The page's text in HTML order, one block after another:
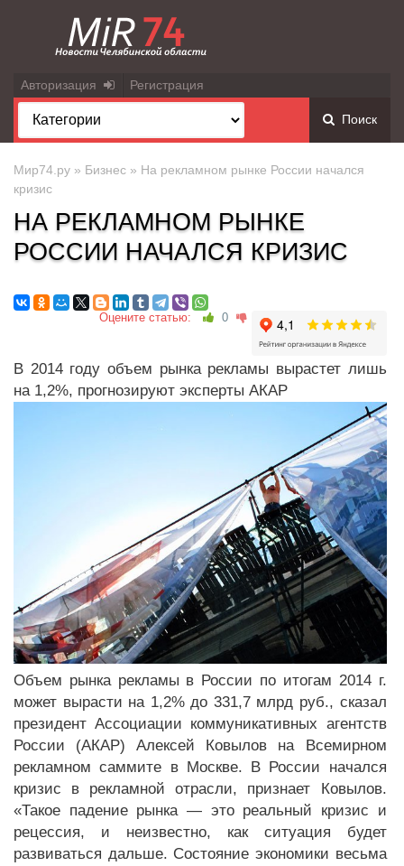
Авторизация Регистрация
Поиск
Мир74.ру » Бизнес » На рекламном рынке России начался
кризис
НА РЕКЛАМНОМ РЫНКЕ
РОССИИ НАЧАЛСЯ КРИЗИС
Оцените статью: 0
В 2014 году объем рынка рекламы вырастет лишь
на 1,2%, прогнозируют эксперты АКАР
Объем рынка рекламы в России по итогам 2014 г.
может вырасти на 1,2% до 331,7 млрд руб., сказал
президент Ассоциации коммуникативных агентств
России (АКАР) Алексей Ковылов на Всемирном
рекламном саммите в Москве. В России начался
кризис в рекламной отрасли, признает Ковылов.
«Такое падение рынка — это реальный кризис и
рецессия, и неизвестно, как ситуация будет
развиваться дальше. Состояние экономики весьма